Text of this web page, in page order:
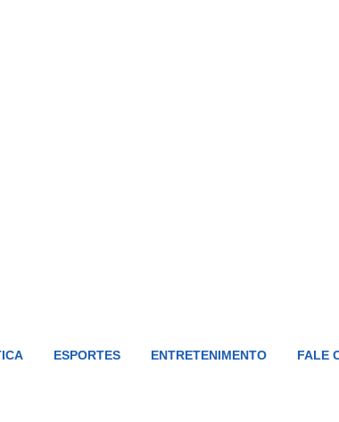
ESPORTES ENTRETENIMENTO FALE